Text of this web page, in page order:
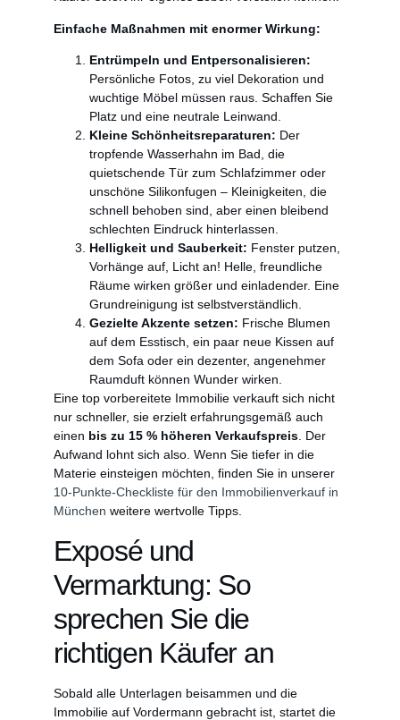
Einfache Maßnahmen mit enormer Wirkung:
Entrümpeln und Entpersonalisieren:
Persönliche Fotos, zu viel Dekoration und
wuchtige Möbel müssen raus. Schaffen Sie
Platz und eine neutrale Leinwand.
Kleine Schönheitsreparaturen: Der
tropfende Wasserhahn im Bad, die
quietschende Tür zum Schlafzimmer oder
unschöne Silikonfugen – Kleinigkeiten, die
schnell behoben sind, aber einen bleibend
schlechten Eindruck hinterlassen.
Helligkeit und Sauberkeit: Fenster putzen,
Vorhänge auf, Licht an! Helle, freundliche
Räume wirken größer und einladender. Eine
Grundreinigung ist selbstverständlich.
Gezielte Akzente setzen: Frische Blumen
auf dem Esstisch, ein paar neue Kissen auf
dem Sofa oder ein dezenter, angenehmer
Raumduft können Wunder wirken.
Eine top vorbereitete Immobilie verkauft sich nicht
nur schneller, sie erzielt erfahrungsgemäß auch
einen bis zu 15 % höheren Verkaufspreis. Der
Aufwand lohnt sich also. Wenn Sie tiefer in die
Materie einsteigen möchten, finden Sie in unserer
10-Punkte-Checkliste für den Immobilienverkauf in
München weitere wertvolle Tipps.
Exposé und
Vermarktung: So
sprechen Sie die
richtigen Käufer an
Sobald alle Unterlagen beisammen und die
Immobilie auf Vordermann gebracht ist, startet die